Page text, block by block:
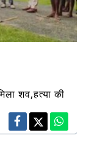
शव,हत्या की